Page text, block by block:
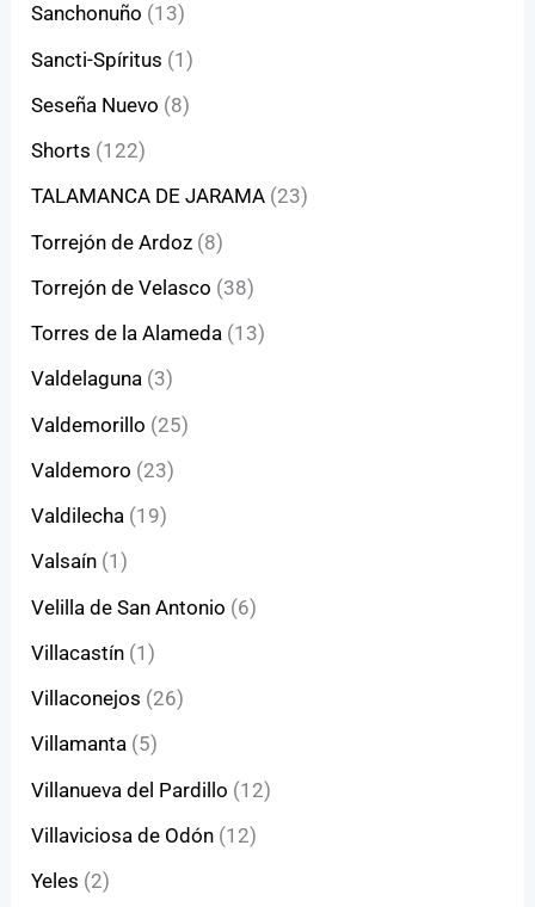
Sanchonuño (13)
Sancti-Spíritus (1)
Seseña Nuevo (8)
Shorts (122)
TALAMANCA DE JARAMA (23)
Torrejón de Ardoz (8)
Torrejón de Velasco (38)
Torres de la Alameda (13)
Valdelaguna (3)
Valdemorillo (25)
Valdemoro (23)
Valdilecha (19)
Valsaín (1)
Velilla de San Antonio (6)
Villacastín (1)
Villaconejos (26)
Villamanta (5)
Villanueva del Pardillo (12)
Villaviciosa de Odón (12)
Yeles (2)